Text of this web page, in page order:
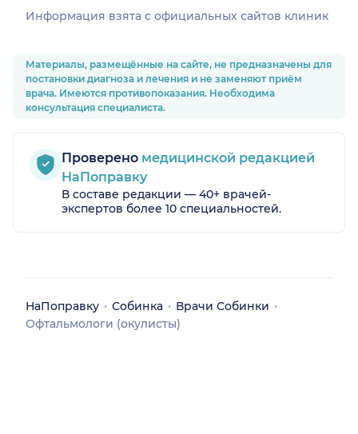
Информация взята c официальных сайтов клиник
Материалы, размещённые на сайте, не предназначены для
постановки диагноза и лечения и не заменяют приём
врача. Имеются противопоказания. Необходима
консультация специалиста.
Проверено медицинской редакцией
НаПоправку
В составе редакции — 40+ врачей-
экспертов более 10 специальностей.
НаПоправку Собинка
Врачи Собинки
Офтальмологи (окулисты)